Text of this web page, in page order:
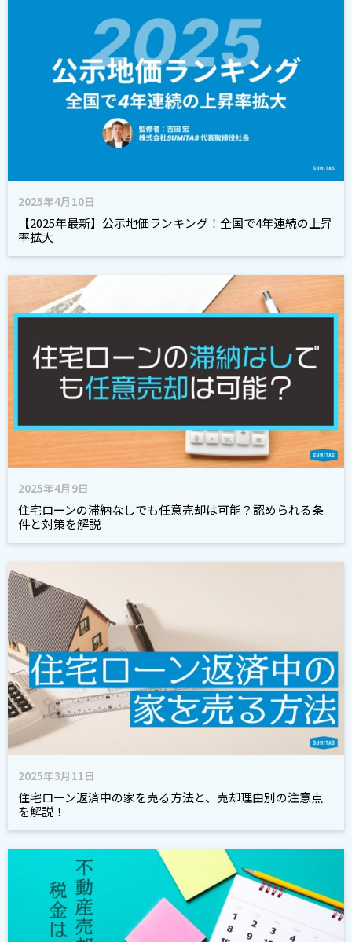
2025年4月10日
【2025年最新】公示地価ランキング！全国で4年連続の上昇
率拡大
2025年4月9日
住宅ローンの滞納なしでも任意売却は可能？認められる条
件と対策を解説
2025年3月11日
住宅ローン返済中の家を売る方法と、売却理由別の注意点
を解説！